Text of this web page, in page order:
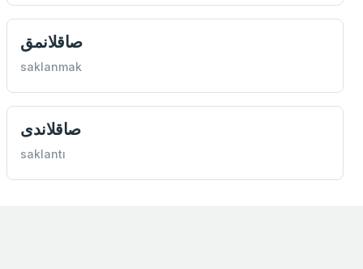
صاقلانمق
saklanmak
صاقلاندی
saklantı